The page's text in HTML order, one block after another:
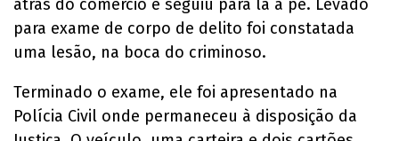
atrás do comércio e seguiu para lá a pé. Levado
para exame de corpo de delito foi constatada
uma lesão, na boca do criminoso.
Terminado o exame, ele foi apresentado na
Polícia Civil onde permaneceu à disposição da